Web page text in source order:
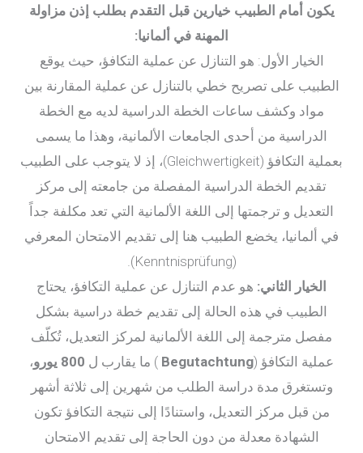
يكون أمام الطبيب خيارين قبل التقدم بطلب إذن مزاولة
المهنة في ألمانيا:
الخيار الأول: هو التنازل عن عملية التكافؤ، حيث يوقع
الطبيب على تصريح خطي بالتنازل عن عملية المقارنة بين
مواد وكشف ساعات الخطة الدراسية لديه مع الخطة
الدراسية من أحدى الجامعات الألمانية، وهذا ما يسمى
بعملية التكافؤ (Gleichwertigkeit)، إذ لا يتوجب على الطبيب
تقديم الخطة الدراسية المفصلة من جامعته إلى مركز
التعديل و ترجمتها إلى اللغة الألمانية التي تعد مكلفة جداً
في ألمانيا، يخضع الطبيب هنا إلى تقديم الامتحان المعرفي
(Kenntnisprüfung).
الخيار الثاني: هو عدم التنازل عن عملية التكافؤ، يحتاج
الطبيب في هذه الحالة إلى تقديم خطة دراسية بشكل
مفصل مترجمة إلى اللغة الألمانية لمركز التعديل، تُكلّف
عملية التكافؤ (Begutachtung ) ما يقارب ل
،
وتستغرق مدة دراسة الطلب من شهرين إلى ثلاثة أشهر
من قبل مركز التعديل، واستنادًا إلى نتيجة التكافؤ تكون
الشهادة معدلة من دون الحاجة إلى تقديم الامتحان